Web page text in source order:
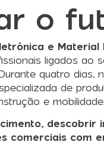
o
e Material
ligados ao
quatro dias,
de
e mobilidade.
descobrir
comerciais com